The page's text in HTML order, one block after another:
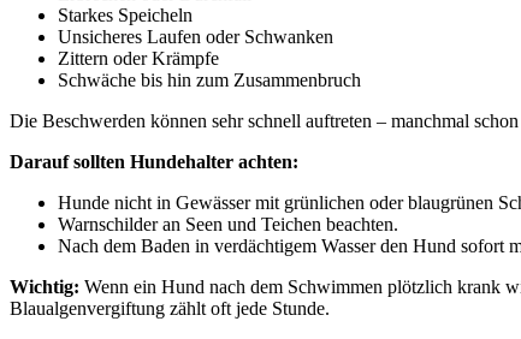
Starkes Speicheln
Unsicheres Laufen oder Schwanken
Zittern oder Krämpfe
Schwäche bis hin zum Zusammenbruch
Die Beschwerden können sehr schnell auftreten – manchmal
Darauf sollten Hundehalter achten:
Hunde nicht in Gewässer mit grünlichen oder blaugrünen
Warnschilder an Seen und Teichen beachten.
Nach dem Baden in verdächtigem Wasser den Hund sofort
Wichtig: Wenn ein Hund nach dem Schwimmen plötzlich krank
Blaualgenvergiftung zählt oft jede Stunde.